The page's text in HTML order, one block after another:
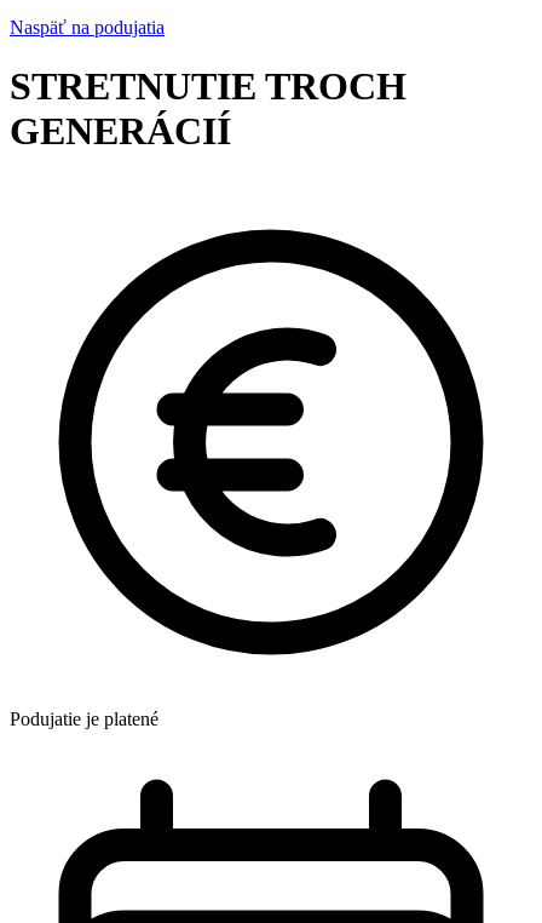
Naspäť na podujatia
STRETNUTIE TROCH
GENERÁCIÍ
Podujatie je platené